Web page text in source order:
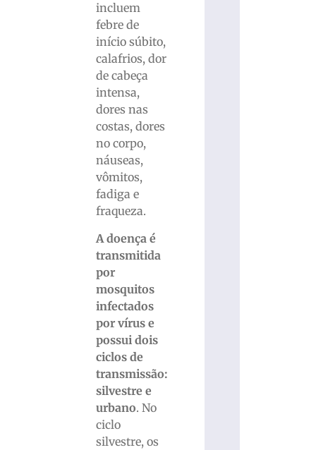
incluem
febre de
início súbito,
calafrios, dor
de cabeça
intensa,
dores nas
costas, dores
no corpo,
náuseas,
vômitos,
fadiga e
fraqueza.
A doença é
transmitida
por
mosquitos
infectados
por vírus e
possui dois
ciclos de
transmissão:
silvestre e
urbano. No
ciclo
silvestre, os